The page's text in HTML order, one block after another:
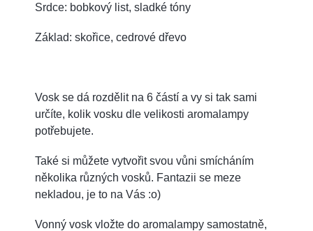
Srdce: bobkový list, sladké tóny
Základ: skořice, cedrové dřevo
Vosk se dá rozdělit na 6 částí a vy si tak sami
určíte, kolik vosku dle velikosti aromalampy
potřebujete.
Také si můžete vytvořit svou vůni smícháním
několika různých vosků. Fantazii se meze
nekladou, je to na Vás :o)
Vonný vosk vložte do aromalampy samostatně,